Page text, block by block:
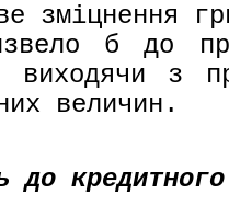
зміцнення
б до
виходячи з
величин.
до